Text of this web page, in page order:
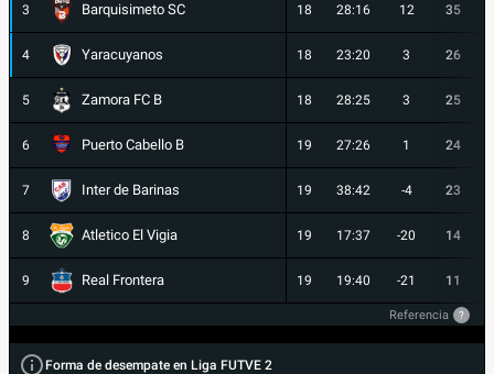
3 Barquisimeto SC 18 28:16 12 35
4 Yaracuyanos 18 23:20 3 26
5 Zamora FC B 18 28:25 3 25
6 Puerto Cabello B 19 27:26 1 24
7 Inter de Barinas 19 38:42 -4 23
8 Atletico El Vigia 19 17:37 -20 14
9 Real Frontera 19 19:40 -21 11
Referencia ?
Forma de desempate en Liga FUTVE 2